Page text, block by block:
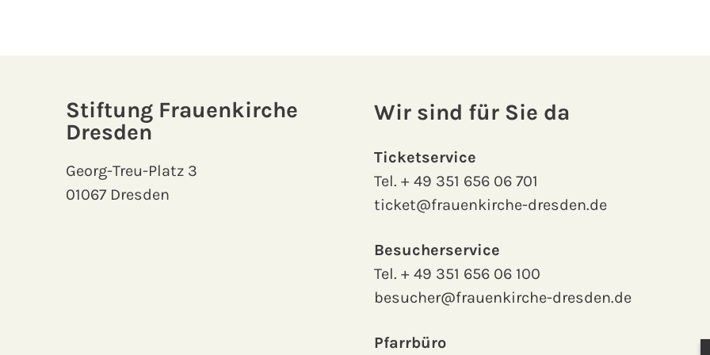
Stiftung Frauenkirche
Dresden
Georg-Treu-Platz 3
01067 Dresden
Wir sind für Sie da
Ticketservice
Tel.+ 49 351 656 06 701
ticket@frauenkirche-dresden.de
Besucherservice
Tel.+ 49 351 656 06 100
besucher@frauenkirche-dresden.de
Pfarrbüro